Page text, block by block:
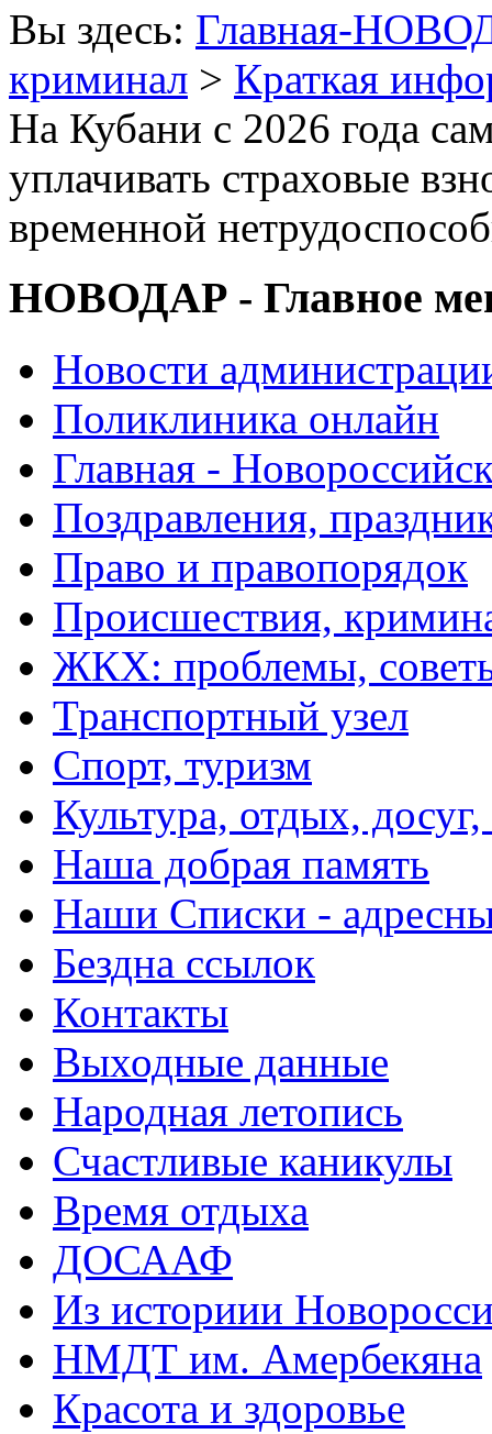
Вы здесь: Главная-
криминал > Краткая
На Кубани с 2026 года
уплачивать страховые
временной
НОВОДАР - Главное
Новости
Поликлиника онлайн
Главная -
Поздравления,
Право и правопорядок
Происшествия,
ЖКХ: проблемы,
Транспортный узел
Спорт, туризм
Культура, отдых,
Наша добрая память
Наши Списки -
Бездна ссылок
Контакты
Выходные данные
Народная летопись
Счастливые каникулы
Время отдыха
ДОСААФ
Из историии
НМДТ им. Амербекяна
Красота и здоровье